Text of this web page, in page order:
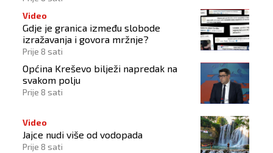
Video
Gdje je granica između slobode
izražavanja i govora mržnje?
Prije 8 sati
Općina Kreševo bilježi napredak na
svakom polju
Prije 8 sati
Video
Jajce nudi više od vodopada
Prije 8 sati